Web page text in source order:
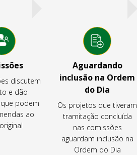
discutem
e dão
podem
ao
Aguardando
inclusão na Ordem
do Dia
Os projetos que tiveram
tramitação concluída
nas comissões
aguardam inclusão na
Ordem do Dia